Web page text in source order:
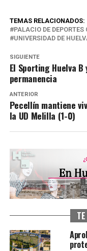
TEMAS RELACIONADOS:
PALACIO DE
UNIVERSIDAD DE
SIGUIENTE
El Sporting Huelva
permanencia
ANTERIOR
Pecellín mantiene
la UD Melilla (1-0)